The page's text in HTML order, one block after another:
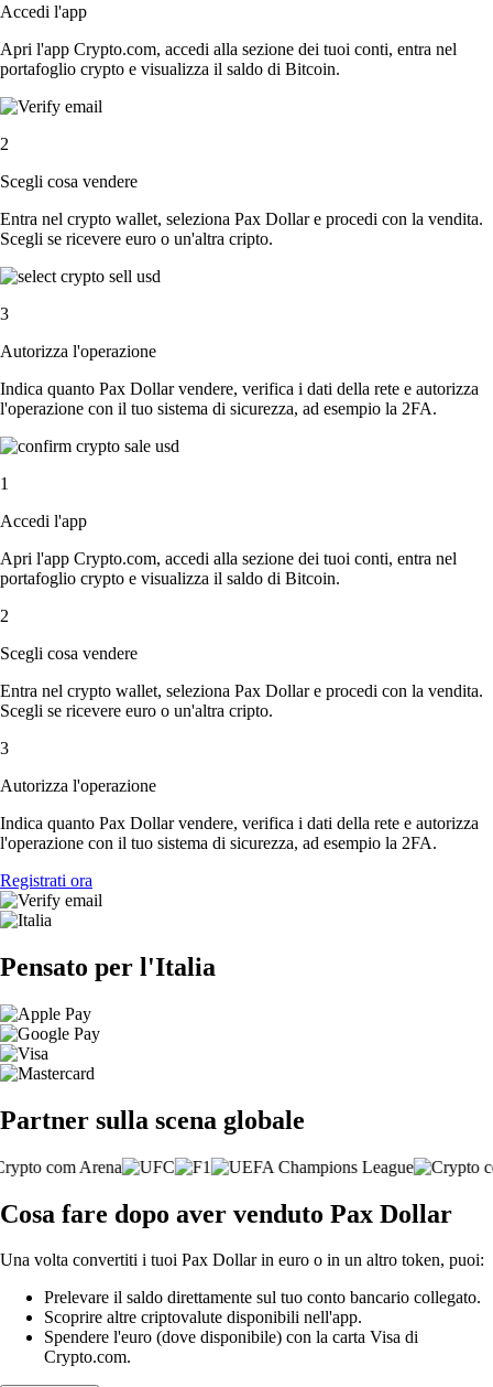
Accedi l'app
Apri l'app Crypto.com, accedi alla sezione dei tuoi conti, entra nel
portafoglio crypto e visualizza il saldo di Bitcoin.
2
Scegli cosa vendere
Entra nel crypto wallet, seleziona Pax Dollar e procedi con la vendita.
Scegli se ricevere euro o un'altra cripto.
3
Autorizza l'operazione
Indica quanto Pax Dollar vendere, verifica i dati della rete e autorizza
l'operazione con il tuo sistema di sicurezza, ad esempio la 2FA.
1
Accedi l'app
Apri l'app Crypto.com, accedi alla sezione dei tuoi conti, entra nel
portafoglio crypto e visualizza il saldo di Bitcoin.
2
Scegli cosa vendere
Entra nel crypto wallet, seleziona Pax Dollar e procedi con la vendita.
Scegli se ricevere euro o un'altra cripto.
3
Autorizza l'operazione
Indica quanto Pax Dollar vendere, verifica i dati della rete e autorizza
l'operazione con il tuo sistema di sicurezza, ad esempio la 2FA.
Registrati ora
Pensato per l'Italia
Partner sulla scena globale
Cosa fare dopo aver venduto Pax Dollar
Una volta convertiti i tuoi Pax Dollar in euro o in un altro token, puoi:
Prelevare il saldo direttamente sul tuo conto bancario collegato.
Scoprire altre criptovalute disponibili nell'app.
Spendere l'euro (dove disponibile) con la carta Visa di
Crypto.com.